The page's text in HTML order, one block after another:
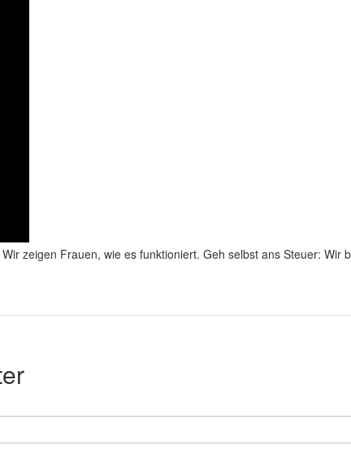
zeigen Frauen, wie es funktioniert. Geh selbst ans Steuer: Wir